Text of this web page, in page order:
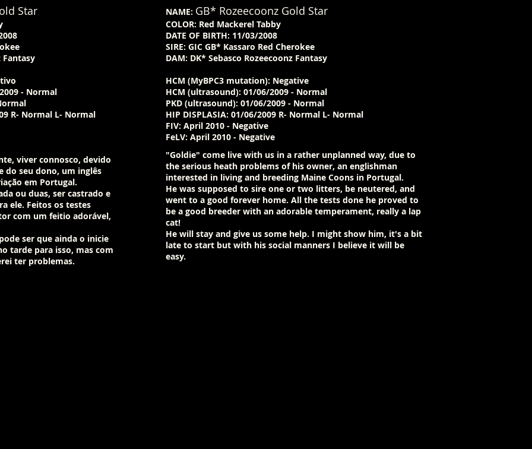
Star
Fantasy
- Normal​
R- Normal L- Normal
viver connosco, devido
do seu dono, um inglês
em Portugal.
ou duas, ser castrado e
ele. Feitos os testes
com um feitio adorável,
ser que ainda o inicie
tarde para isso, mas com
ter problemas.
NAME: GB* Rozeecoonz Gold Star
COLOR: Red Mackerel Tabby
DATE OF BIRTH: 11/03/2008
SIRE: GIC GB* Kassaro Red Cherokee
DAM: DK* Sebasco Rozeecoonz Fantasy
HCM (MyBPC3 mutation): Negative
HCM (ultrasound): 01/06/2009 - Normal​
PKD (ultrasound): 01/06/2009 - Normal
HIP DISPLASIA: 01/06/2009 R- Normal L- Normal
FIV: April 2010 - Negative
​FeLV: April 2010 - Negative
​"Goldie" come live with us in a rather unplanned way, due to
the serious heath problems of his owner, an englishman
interested in living and breeding Maine Coons in Portugal.
He was supposed to sire one or two litters, be neutered, and
went to a good forever home. All the tests done he proved to
be a good breeder with an adorable temperament, really a lap
cat!
He will stay and give us some help. I might show him, it's a bit
late to start but with his social manners I believe it will be
easy.